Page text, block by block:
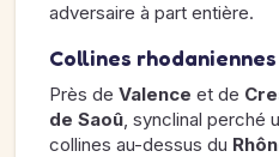
adversaire à part entière.
Collines
Près de Valence et de
de Saoû, synclinal perché
collines au-dessus du